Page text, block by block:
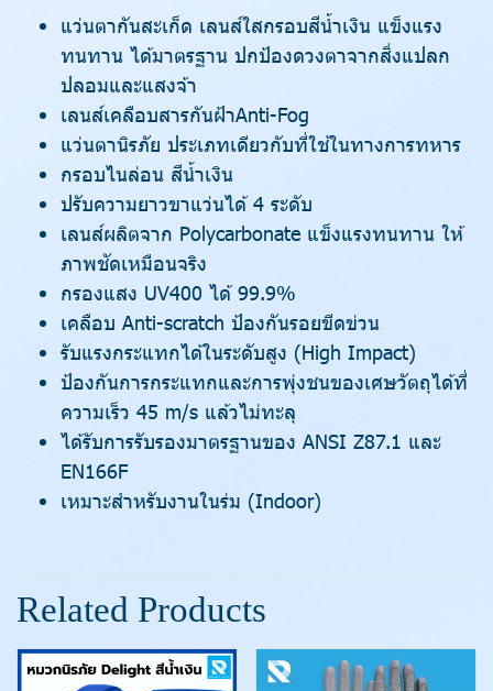
แว่นตากันสะเก็ด เลนส์ใสกรอบสีน้ำเงิน แข็งแรง
ทนทาน ได้มาตรฐาน ปกป้องดวงตาจากสิ่งแปลก
ปลอมและแสงจ้า
เลนส์เคลือบสารกันฝ้าAnti-Fog
แว่นตานิรภัย ประเภทเดียวกับที่ใช้ในทางการทหาร
กรอบไนล่อน สีน้ำเงิน
ปรับความยาวขาแว่นได้ 4 ระดับ
เลนส์ผลิตจาก Polycarbonate แข็งแรงทนทาน ให้
ภาพชัดเหมือนจริง
กรองแสง UV400 ได้ 99.9%
เคลือบ Anti-scratch ป้องกันรอยขีดข่วน
รับแรงกระแทกได้ในระดับสูง (High Impact)
ป้องกันการกระแทกและการพุ่งชนของเศษวัตถุได้ที่
ความเร็ว 45 m/s แล้วไม่ทะลุ
ได้รับการรับรองมาตรฐานของ ANSI Z87.1 และ
EN166F
เหมาะสำหรับงานในร่ม (Indoor)
Related Products